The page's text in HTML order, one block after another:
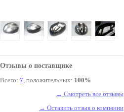
Отзывы о поставщике
Всего: 7, положительных: 100%
→ Смотреть все отзывы
→ Оставить отзыв о компании